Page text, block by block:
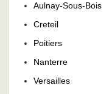
Aulnay-Sous-Bois
Creteil
Poitiers
Nanterre
Versailles